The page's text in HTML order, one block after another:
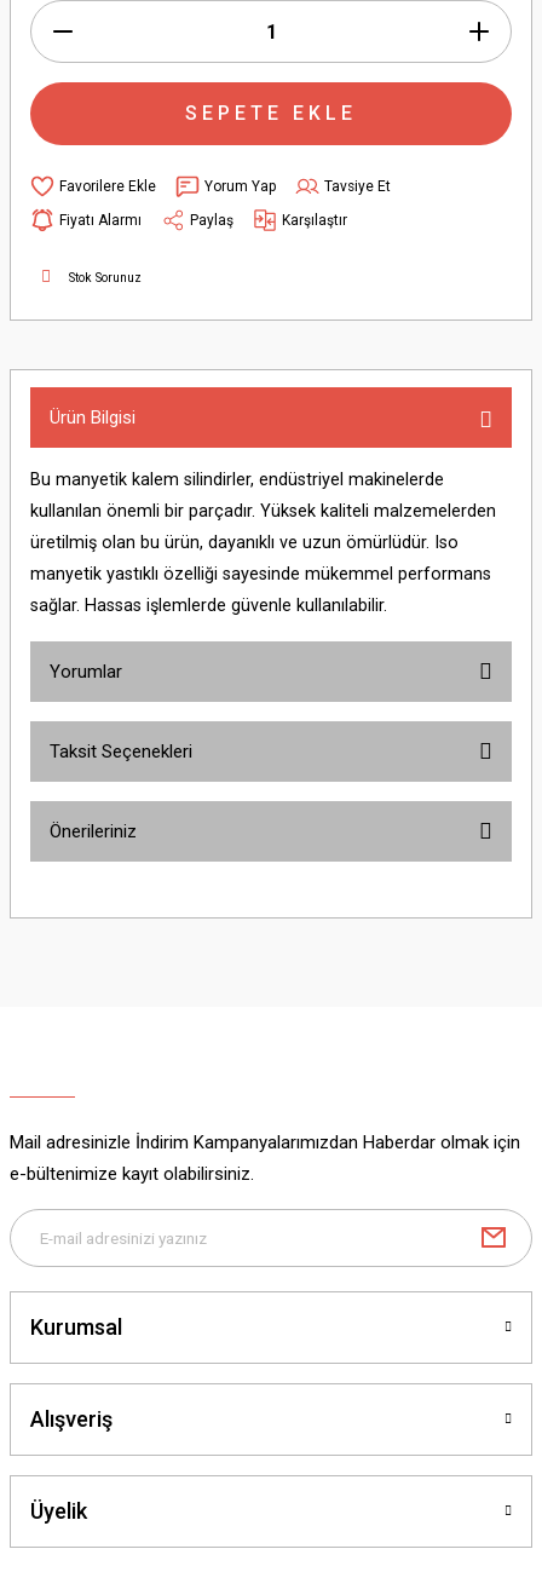
SEPETE EKLE
Yorum Yap
Tavsiye Et
Fiyatı Alarmı
Paylaş Karşılaştır
Stok Sorunuz
Ürün Bilgisi
Bu manyetik kalem silindirler, endüstriyel makinelerde
kullanılan önemli bir parçadır. Yüksek kaliteli malzemelerden
üretilmiş olan bu ürün, dayanıklı ve uzun ömürlüdür. Iso
manyetik yastıklı özelliği sayesinde mükemmel performans
sağlar. Hassas işlemlerde güvenle kullanılabilir.
Yorumlar
Taksit Seçenekleri
Önerileriniz
yetersiz gördüğünüz noktaları öneri formunu kullanarak tarafımıza
Bu ürüne benzer farklı alternatifler olmalı.
Mail adresinizle İndirim Kampanyalarımızdan Haberdar olmak için
e-bültenimize kayıt olabilirsiniz.
Kurumsal
Alışveriş
Üyelik